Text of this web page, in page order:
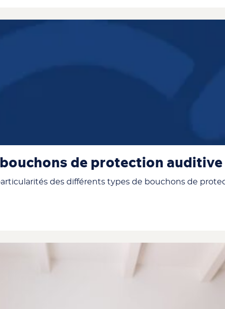
bouchons de protection auditive
des différents types de bouchons de